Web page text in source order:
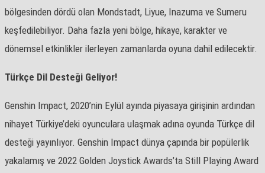
bölgesinden dördü olan Mondstadt, Liyue, Inazuma ve Sumeru
keşfedilebiliyor. Daha fazla yeni bölge, hikaye, karakter ve
dönemsel etkinlikler ilerleyen zamanlarda oyuna dahil edilecektir.
Türkçe Dil Desteği Geliyor!
Genshin Impact, 2020’nin Eylül ayında piyasaya girişinin ardından
nihayet Türkiye’deki oyunculara ulaşmak adına oyunda Türkçe dil
desteği yayınlıyor. Genshin Impact dünya çapında bir popülerlik
yakalamış ve 2022 Golden Joystick Awards’ta Still Playing Award